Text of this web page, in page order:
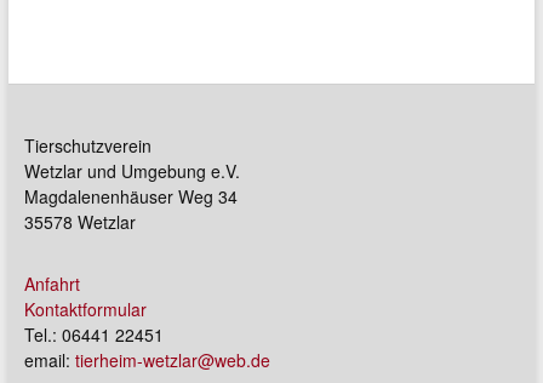
Tierschutzverein
Wetzlar und Umgebung e.V.
Magdalenenhäuser Weg 34
35578 Wetzlar
Anfahrt
Kontaktformular
Tel.: 06441 22451
email: tierheim-wetzlar@web.de